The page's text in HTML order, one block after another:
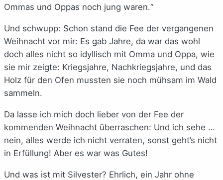
Ommas und Oppas noch jung waren.“
Und schwupp: Schon stand die Fee der vergangenen
Weihnacht vor mir: Es gab Jahre, da war das wohl
doch alles nicht so idyllisch mit Omma und Oppa, wie
sie mir zeigte: Kriegsjahre, Nachkriegsjahre, und das
Holz für den Ofen mussten sie noch mühsam im Wald
sammeln.
Da lasse ich mich doch lieber von der Fee der
kommenden Weihnacht überraschen: Und ich sehe …
nein, alles werde ich nicht verraten, sonst geht’s nicht
in Erfüllung! Aber es war was Gutes!
Und was ist mit Silvester? Ehrlich, ein Jahr ohne